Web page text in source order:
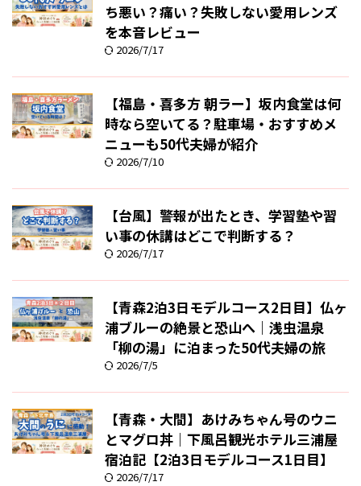
ち悪い？痛い？失敗しない愛用レンズ
を本音レビュー
2026/7/17
【福島・喜多方 朝ラー】坂内食堂は何
時なら空いてる？駐車場・おすすめメ
ニューも50代夫婦が紹介
2026/7/10
【台風】警報が出たとき、学習塾や習
い事の休講はどこで判断する？
2026/7/17
【青森2泊3日モデルコース2日目】仏ヶ
浦ブルーの絶景と恐山へ｜浅虫温泉
「柳の湯」に泊まった50代夫婦の旅
2026/7/5
【青森・大間】あけみちゃん号のウニ
とマグロ丼｜下風呂観光ホテル三浦屋
宿泊記【2泊3日モデルコース1日目】
2026/7/17